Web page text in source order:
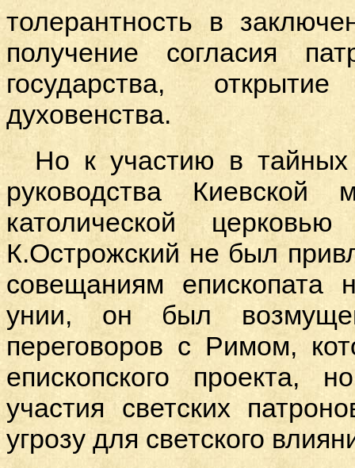
толерантность в
получение согласия
государства,
духовенства.
Но к участию в тайных
руководства Киевской
католической
К.Острожский не был
совещаниям епископата
унии, он был
переговоров с Римом,
епископского проекта,
участия светских
угрозу для светского